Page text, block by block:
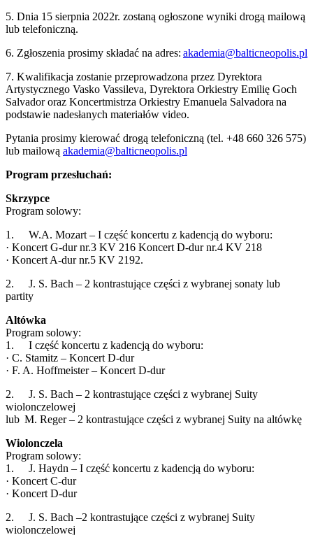
5. Dnia 15 sierpnia 2022r. zostaną ogłoszone wyniki drogą mailową
lub telefoniczną.
6. Zgłoszenia prosimy składać na adres: akademia@balticneopolis.pl
7. Kwalifikacja zostanie przeprowadzona przez Dyrektora
Artystycznego Vasko Vassileva, Dyrektora Orkiestry Emilię Goch
Salvador oraz Koncertmistrza Orkiestry Emanuela Salvadora na
podstawie nadesłanych materiałów video.
Pytania prosimy kierować drogą telefoniczną (tel. +48 660 326 575)
lub mailową akademia@balticneopolis.pl
Program przesłuchań:
Skrzypce
Program solowy:
1. W.A. Mozart – I część koncertu z kadencją do wyboru:
· Koncert G-dur nr.3 KV 216 Koncert D-dur nr.4 KV 218
· Koncert A-dur nr.5 KV 2192.
2. J. S. Bach – 2 kontrastujące części z wybranej sonaty lub
partity
Altówka
Program solowy:
1. I część koncertu z kadencją do wyboru:
· C. Stamitz – Koncert D-dur
· F. A. Hoffmeister – Koncert D-dur
2. J. S. Bach – 2 kontrastujące części z wybranej Suity
wiolonczelowej
lub M. Reger – 2 kontrastujące części z wybranej Suity na altówkę
Wiolonczela
Program solowy:
1. J. Haydn – I część koncertu z kadencją do wyboru:
· Koncert C-dur
· Koncert D-dur
2. J. S. Bach –2 kontrastujące części z wybranej Suity
wiolonczelowej